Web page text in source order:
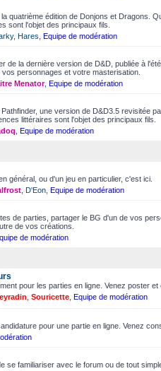
quatrième édition de Donjons et Dragons.
sont l'objet des principaux fils.
, Hares Equipe de modération
de la dernière version de D&D, publiée à
personnages et votre masterisation.
Menator, Equipe de modération
une version de D&D3.5 revisitée
littéraires sont l'objet des principaux fils.
Equipe de modération
général, ou d'un jeu en particulier, c'est ici.
D'Eon Equipe de modération
de parties, partager le BG d'un de vos
de vos créations.
de modération
pour les parties en ligne. Venez poster
Souricette Equipe de modération
pour une partie en ligne. Venez
se familiariser avec le forum ou de tout